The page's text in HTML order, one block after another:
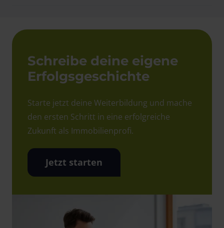
Schreibe deine eigene
Erfolgsgeschichte
Starte jetzt deine Weiterbildung und mache
den ersten Schritt in eine erfolgreiche
Zukunft als Immobilienprofi.
Jetzt starten